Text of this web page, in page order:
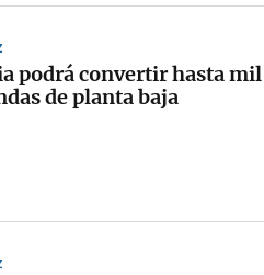
podrá convertir hasta mil
de planta baja